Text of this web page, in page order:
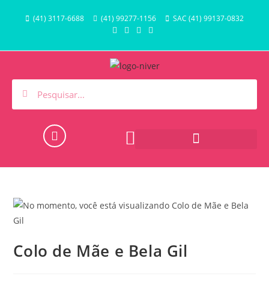
(41) 3117-6688 (41) 99277-1156 SAC (41) 99137-0832
Colo de Mãe e Bela Gil